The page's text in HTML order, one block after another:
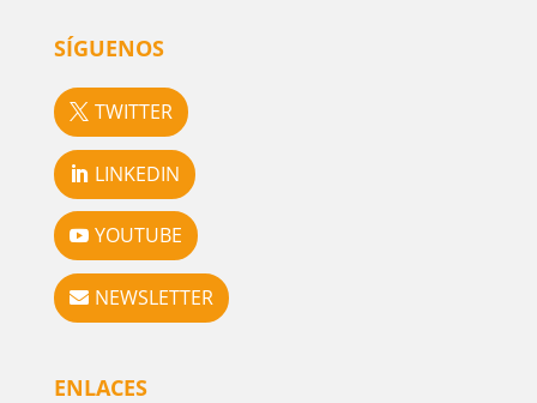
SÍGUENOS
TWITTER
LINKEDIN
YOUTUBE
NEWSLETTER
ENLACES